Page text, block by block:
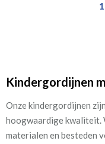
Kindergordijnen
Onze kindergordijnen
hoogwaardige kwaliteit.
materialen en besteden